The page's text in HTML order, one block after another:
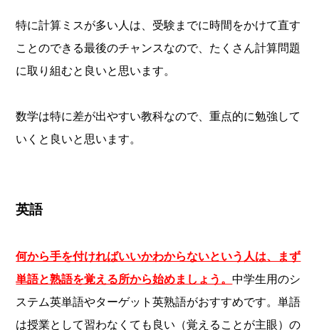
特に計算ミスが多い人は、受験までに時間をかけて直す
ことのできる最後のチャンスなので、たくさん計算問題
に取り組むと良いと思います。
数学は特に差が出やすい教科なので、重点的に勉強して
いくと良いと思います。
英語
何から手を付ければいいかわからないという人は、まず
単語と熟語を覚える所から始めましょう。中学生用のシ
ステム英単語やターゲット英熟語がおすすめです。単語
は授業として習わなくても良い（覚えることが主眼）の